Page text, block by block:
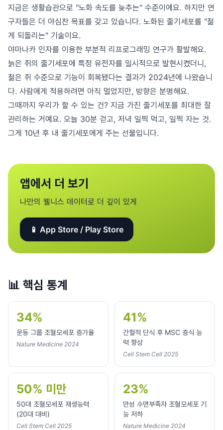
지금은 생활습관으로 "노화 속도를 늦추는" 수준이에요. 하지만 연
구자들은 더 야심찬 목표를 갖고 있습니다. 노화된 줄기세포를 "젊
게 되돌리는" 기술이요.
야마나카 인자를 이용한 부분적 리프로그래밍 연구가 활발해요.
늙은 쥐의 줄기세포에 특정 유전자를 일시적으로 발현시켰더니,
젊은 쥐 수준으로 기능이 회복됐다는 결과가 2024년에 나왔습니
다. 사람에게 적용하려면 아직 멀었지만, 방향은 분명해요.
그때까지 우리가 할 수 있는 건? 지금 가진 줄기세포를 최대한 잘
관리하는 거예요. 오늘 30분 걷고, 저녁 일찍 먹고, 일찍 자는 것.
그게 10년 후 내 줄기세포에게 주는 선물입니다.
앱에서 더 보기
나만의 웰니스 데이터로 더 깊이 있게
📱 App Store / Play Store
📊 핵심 통계
34%
운동 그룹 조혈모세포 증가율
Nature Medicine 2024
41%
간헐적 단식 후 MSC 증식 능
력 향상
Cell Stem Cell 2025
50% 미만
50대 조혈모세포 재생능력
(20대 대비)
Cell Stem Cell 2025
23%
만성 수면부족자 조혈모세포 기
능 저하
Nature Medicine 2024